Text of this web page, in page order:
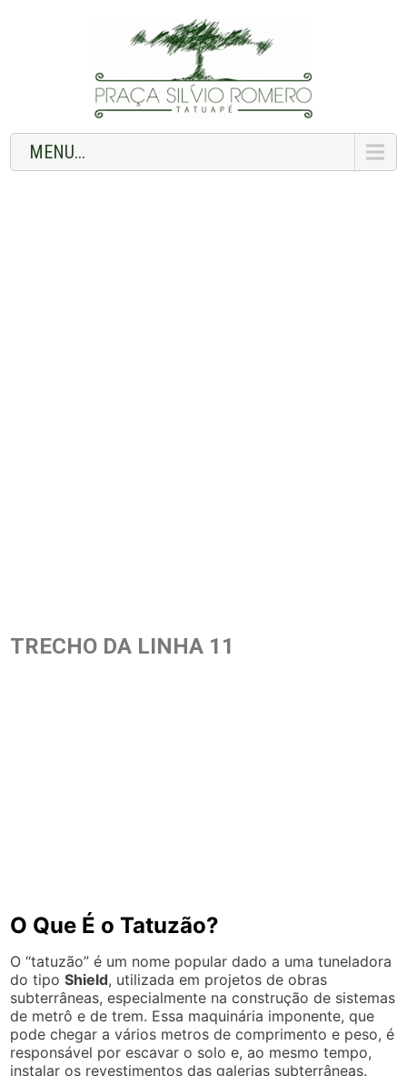
MENU...
TRECHO DA LINHA 11
O Que É o Tatuzão?
O “tatuzão” é um nome popular dado a uma tuneladora
do tipoShield, utilizada em projetos de obras
subterrâneas, especialmente na construção de sistemas
de metrô e de trem. Essa maquinária imponente, que
pode chegar a vários metros de comprimento e peso, é
responsável por escavar o solo e, ao mesmo tempo,
instalar os revestimentos das galerias subterrâneas.